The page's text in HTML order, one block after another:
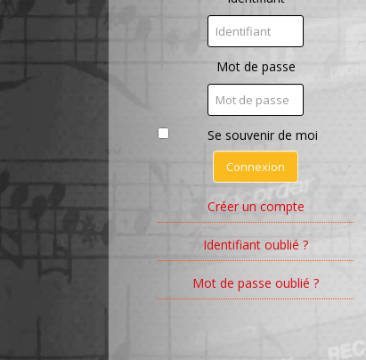
Mot de passe
Se souvenir de moi
Connexion
Créer un compte
Identifiant oublié ?
Mot de passe oublié ?